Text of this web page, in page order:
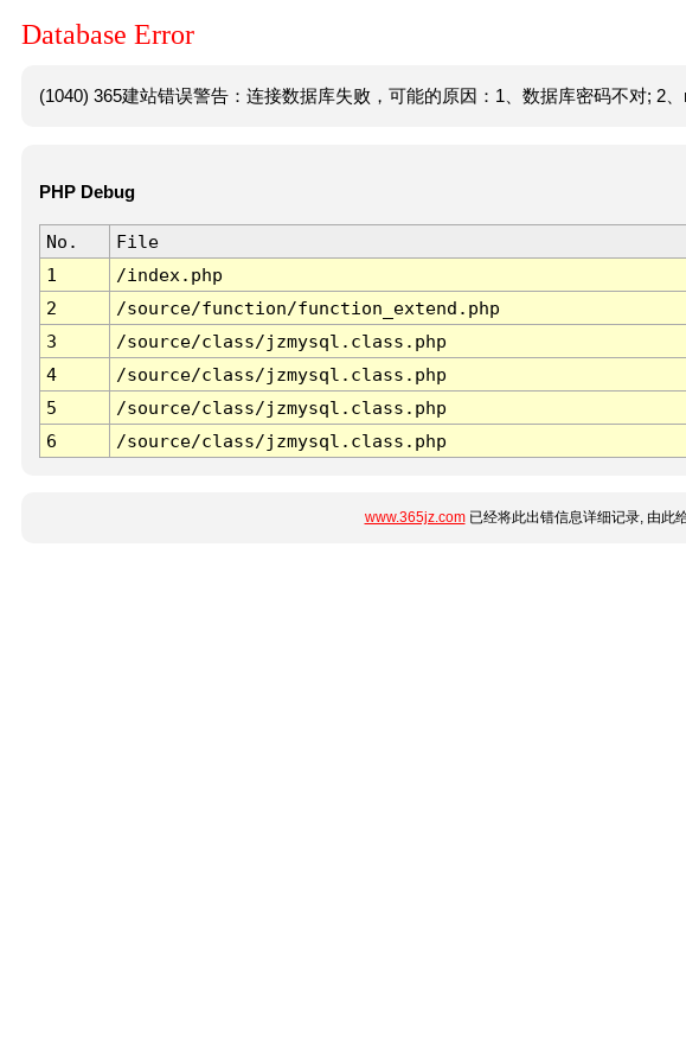
Database Error
(1040) 365建站错误警告：连接数据库失败，可能的原因：1、数据库密码不对; 2、
PHP Debug
No. File
1
/index.php
2
/source/function/function_extend.php
3
/source/class/jzmysql.class.php
4
/source/class/jzmysql.class.php
5
/source/class/jzmysql.class.php
6
/source/class/jzmysql.class.php
www.365jz.com已经将此出错信息详细记录, 由此